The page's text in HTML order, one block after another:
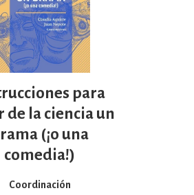
para
de la ciencia un
(¡o una
comedia!)
Coordinación